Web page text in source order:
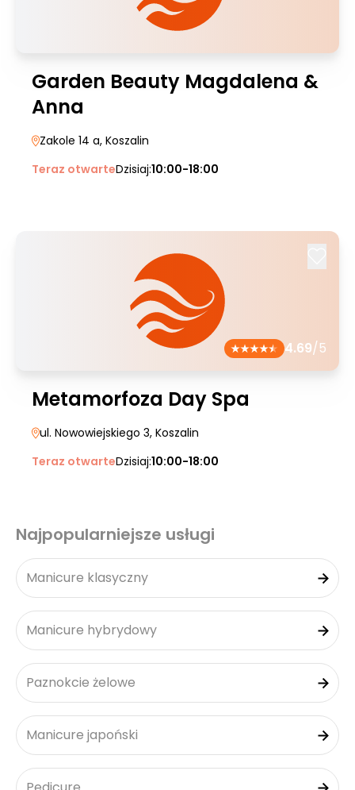
Garden Beauty Magdalena &
Anna
Zakole 14 a, Koszalin
Teraz otwarteDzisiaj:10:00-18:00
4.69/5
Metamorfoza Day Spa
ul. Nowowiejskiego 3, Koszalin
Teraz otwarteDzisiaj:10:00-18:00
Najpopularniejsze usługi
Manicure klasyczny
Manicure hybrydowy
Paznokcie żelowe
Manicure japoński